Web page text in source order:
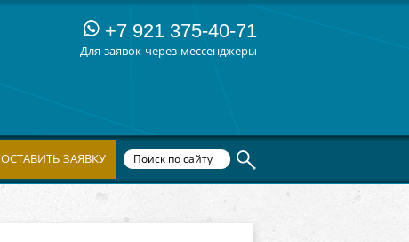
+7 921 375-40-71
Для заявок через мессенджеры
ОСТАВИТЬ ЗАЯВКУ